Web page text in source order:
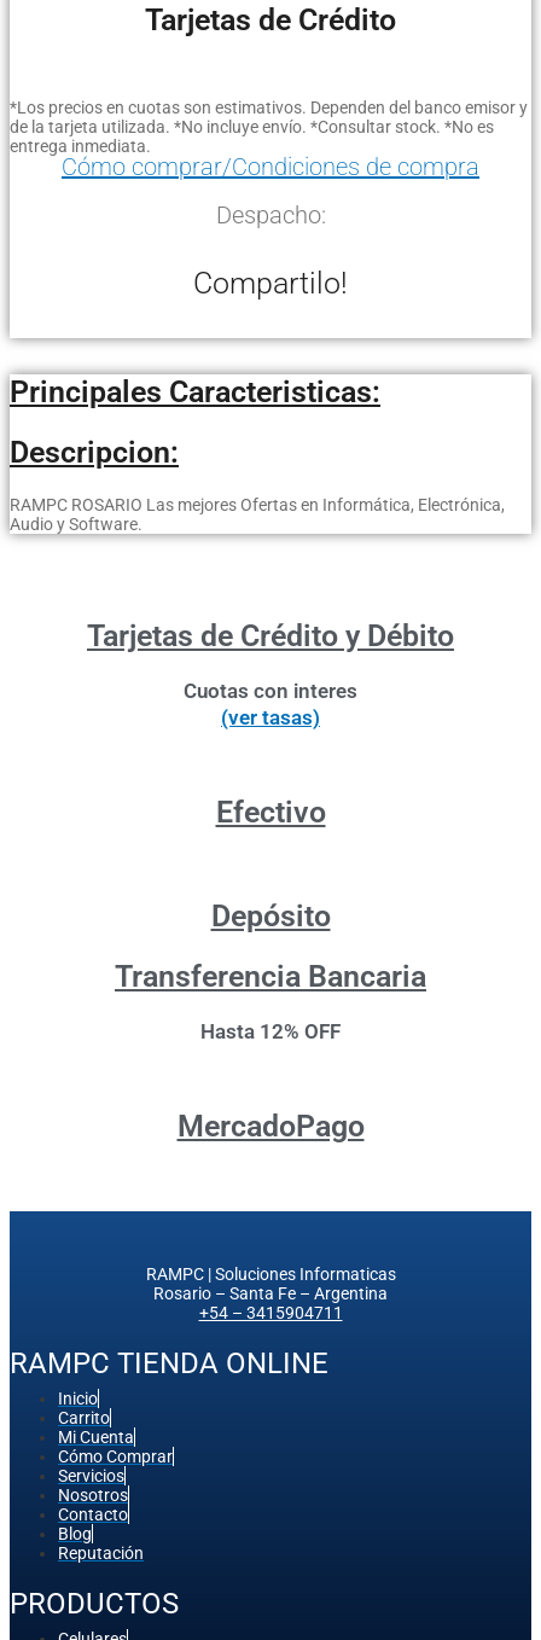
Tarjetas de Crédito
*Los precios en cuotas son estimativos. Dependen del banco emisor y
de la tarjeta utilizada. *No incluye envío. *Consultar stock. *No es
entrega inmediata.
Cómo comprar/Condiciones de compra
Despacho:
Compartilo!
Principales Caracteristicas:
Descripcion:
RAMPC ROSARIO Las mejores Ofertas en Informática, Electrónica,
Audio y Software.
Tarjetas de Crédito y Débito
Cuotas con interes
(ver tasas)
Efectivo
Depósito
Transferencia Bancaria
Hasta 12% OFF
MercadoPago
RAMPC | Soluciones Informaticas
Rosario – Santa Fe – Argentina
+54 – 3415904711
RAMPC TIENDA ONLINE
Inicio
Carrito
Mi Cuenta
Cómo Comprar
Servicios
Nosotros
Contacto
Blog
Reputación
PRODUCTOS